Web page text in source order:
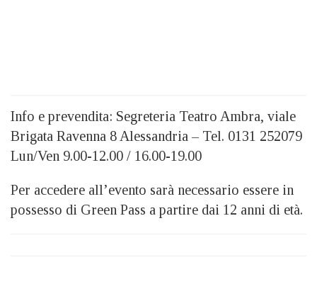
Info e prevendita: Segreteria Teatro Ambra, viale
Brigata Ravenna 8 Alessandria – Tel. 0131 252079
Lun/Ven 9.00-12.00 / 16.00-19.00
Per accedere all’evento sarà necessario essere in
possesso di Green Pass a partire dai 12 anni di età.